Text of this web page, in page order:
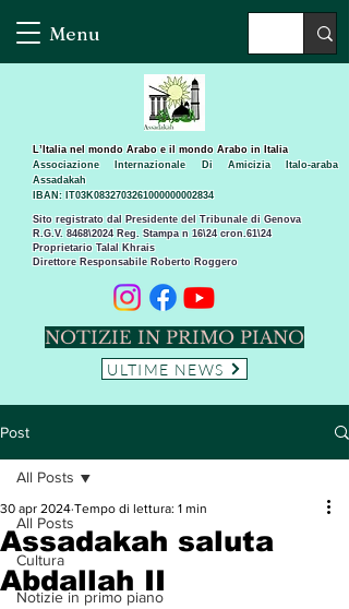
Menu
Sito registrato dal Presidente del Tribunale di Genova
R.G.V. 8468\2024 Reg. Stampa n 16\24 cron.61\24 ​
Proprietario Talal Khrais
Direttore Responsabile Roberto Roggero
L’Italia nel mondo Arabo e il mondo Arabo in Italia
Associazione Internazionale Di Amicizia Italo-araba
Assadakah
IBAN: IT03K0832703261000000002834
NOTIZIE IN PRIMO PIANO
ULTIME NEWS
Post
All Posts
Cultura
Notizie in primo piano
All Posts
Assadakah saluta
Abdallah II
30 apr 2024 Tempo di lettura: 1 min